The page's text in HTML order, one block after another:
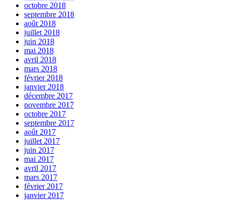
octobre 2018
septembre 2018
août 2018
juillet 2018
juin 2018
mai 2018
avril 2018
mars 2018
février 2018
janvier 2018
décembre 2017
novembre 2017
octobre 2017
septembre 2017
août 2017
juillet 2017
juin 2017
mai 2017
avril 2017
mars 2017
février 2017
janvier 2017